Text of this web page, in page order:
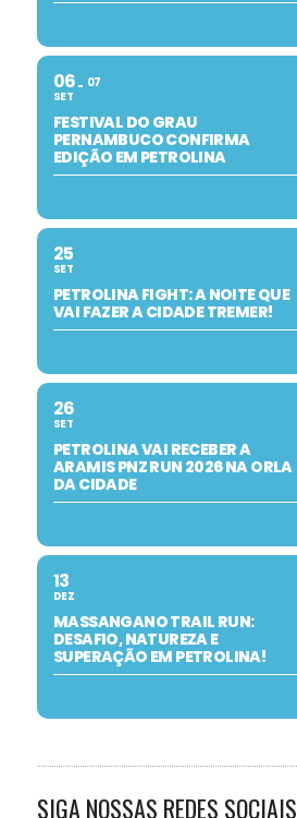
06
SET
07
FESTIVAL DO GRAU
PERNAMBUCO CONFIRMA
EDIÇÃO EM PETROLINA
25
SET
PETROLINA FIGHT: A NOITE QUE
VAI FAZER A CIDADE TREMER!
26
SET
PETROLINA VAI RECEBER A
ARAMIS PNZ RUN 2026 NA ORLA
DA CIDADE
13
DEZ
MASSANGANO TRAIL RUN:
DESAFIO, NATUREZA E
SUPERAÇÃO EM PETROLINA!
SIGA NOSSAS REDES SOCIAIS